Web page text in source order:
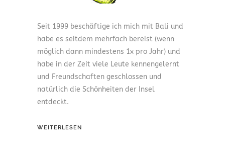
Seit 1999 beschäftige ich mich mit Bali und
habe es seitdem mehrfach bereist (wenn
möglich dann mindestens 1x pro Jahr) und
habe in der Zeit viele Leute kennengelernt
und Freundschaften geschlossen und
natürlich die Schönheiten der Insel
entdeckt.
WEITERLESEN